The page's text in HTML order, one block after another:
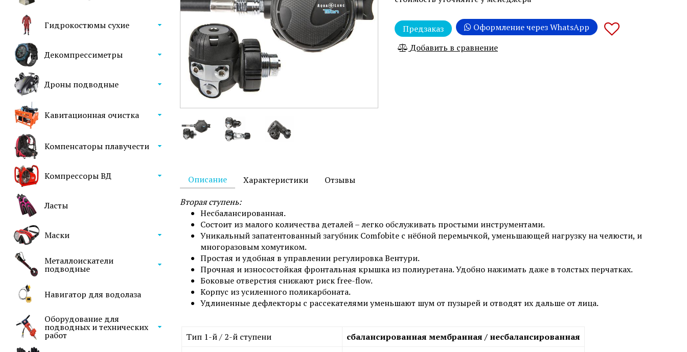
Гидрокостюмы сухие
Декомпрессиметры
Дроны подводные
Кавитационная очистка
Компенсаторы плавучести
Компрессоры ВД
Ласты
Маски
Металлоискатели
подводные
Навигатор для водолаза
Оборудование для
подводных и технических
работ
Предзаказ
Оформление через WhatsApp
Добавить в сравнение
Описание
Вторая ступень:
Несбалансированная.
Состоит из малого количества деталей – легко обслуживать простыми инструментами.
Уникальный запатентованный загубник Comfobite с нёбной перемычкой, уменьшающей нагрузку на челюсти, и
многоразовым хомутиком.
Простая и удобная в управлении регулировка Вентури.
Прочная и износостойкая фронтальная крышка из полиуретана. Удобно нажимать даже в толстых перчатках.
Боковые отверстия снижают риск free-flow.
Корпус из усиленного поликарбоната.
Удлиненные дефлекторы с рассекателями уменьшают шум от пузырей и отводят их дальше от лица.
Тип 1-й / 2-й ступени
сбалансированная мембранная / несбалансированная
Характеристики Отзывы